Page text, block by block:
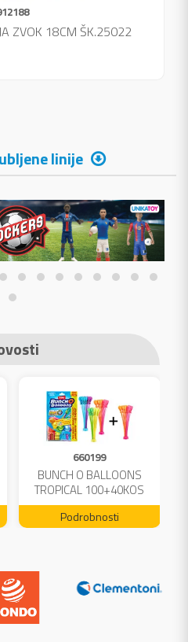
ZVOK 18CM ŠK.25022
linije
660199
BUNCH O BALLOONS
TROPICAL 100+40KOS
FREE 04199
Podrobnosti